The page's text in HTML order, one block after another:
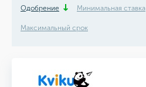
Одобрение Минимальная ставка
Максимальный срок